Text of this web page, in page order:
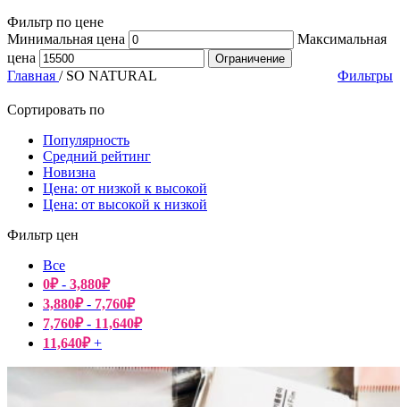
Фильтр по цене
Минимальная цена
Максимальная
цена
Ограничение
Главная / SO NATURAL Фильтры
Сортировать по
Популярность
Средний рейтинг
Новизна
Цена: от низкой к высокой
Цена: от высокой к низкой
Фильтр цен
Все
0₽- 3,880₽
3,880₽- 7,760₽
7,760₽- 11,640₽
11,640₽+